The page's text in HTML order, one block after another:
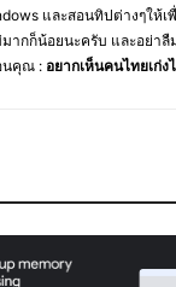
และสอนทิปต่างๆใ
มากก็น้อยนะครับ และอย่าลื
นคุณ : อยากเห็นคนไทยเก่ง